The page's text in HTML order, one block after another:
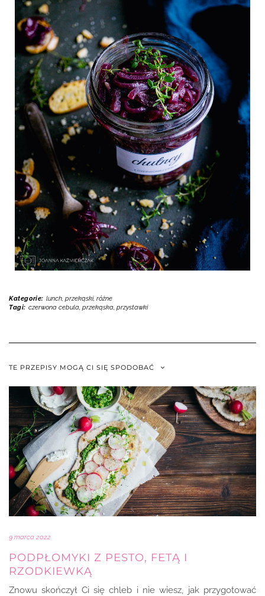
Kategorie: lunch, przekąski, różne
Tagi: czerwona cebula, przekąska, przystawki
TE PRZEPISY MOGĄ CI SIĘ SPODOBAĆ
9 marca 2022
PODPŁOMYKI Z PESTO, FETĄ I
RZODKIEWKĄ
Znowu skończył Ci się chleb i nie wiesz, jak przygotować